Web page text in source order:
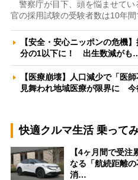
警察庁が目下、頭を悩ませてい
官の採用試験の受験者数は10年
【安全・安心ニッポンの危機
分の1以下に！ 出生数減がも
【医療崩壊】人口減少で「医
見舞われ地域医療が限界に
快適クルマ生活 乗って
【4ヶ月間で受
なる「航続距離
消…